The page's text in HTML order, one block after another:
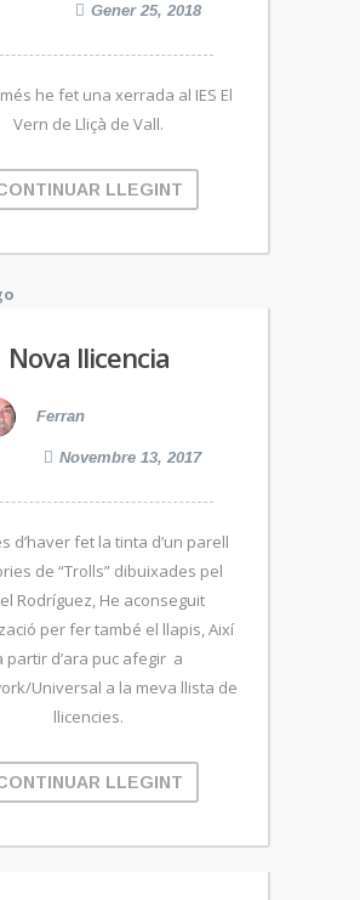
Gener 25, 2018
he fet una xerrada al IES El
Vern de Lliçà de Vall.
LLEGINT
Nova llicencia
Ferran
Novembre 13, 2017
d’haver fet la tinta d’un parell
de “Trolls” dibuixades pel
Rodríguez, He aconseguit
per fer també el llapis, Així
partir d’ara puc afegir a
Universal a la meva llista de
llicencies.
LLEGINT